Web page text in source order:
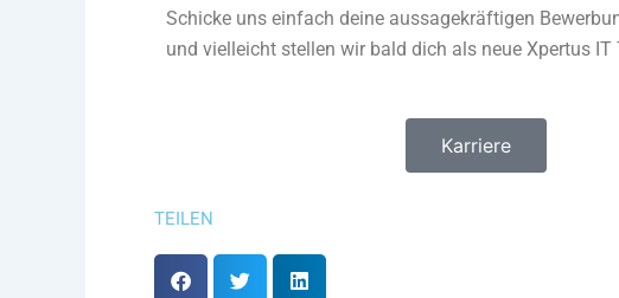
Schicke uns einfach deine aussagekräftigen
und vielleicht stellen wir bald dich als neue Xpertus IT
Karriere
TEILEN